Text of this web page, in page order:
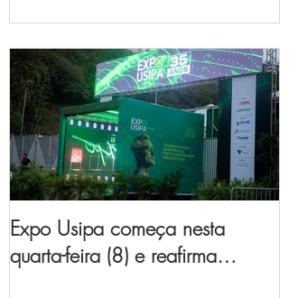
Expo Usipa começa nesta
quarta-feira (8) e reafirma